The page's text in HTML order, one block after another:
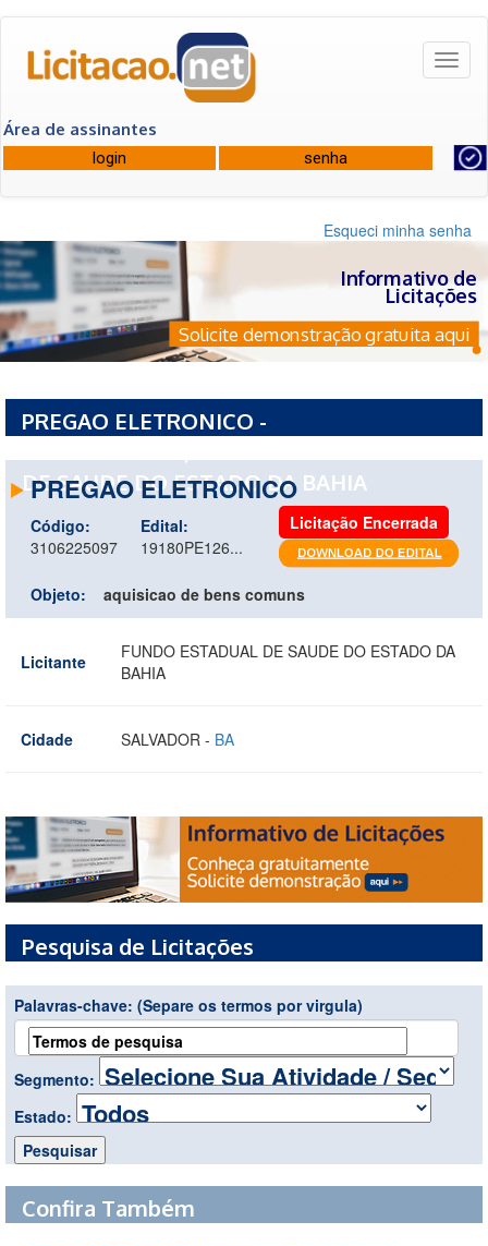
Área de assinantes
Esqueci minha senha
Informativo de
Licitações
Solicite demonstração gratuita aqui
PREGAO ELETRONICO -
DE SAUDE DO ESTADO DA BAHIA
PREGAO ELETRONICO
Código:
3106225097
Edital:
19180PE126...
Licitação Encerrada
Objeto: aquisicao de bens comuns
Licitante
FUNDO ESTADUAL DE SAUDE DO ESTADO DA
BAHIA
Cidade SALVADOR - BA
Pesquisa de Licitações
Palavras-chave: (Separe os termos por virgula)
Segmento:
Estado:
Confira Também